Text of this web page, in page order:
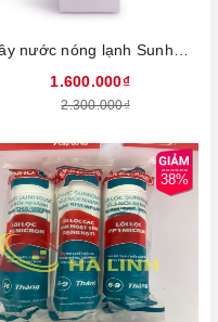
1.600.000₫
2.300.000₫
38%